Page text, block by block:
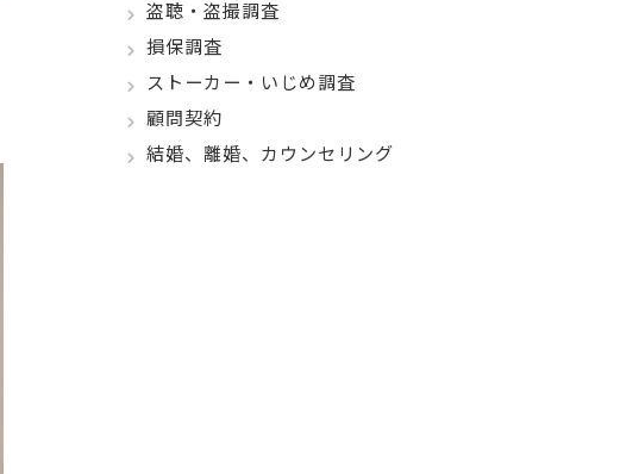
盗聴・盗撮調査
損保調査
ストーカー・いじめ調査
顧問契約
結婚、離婚、カウンセリング